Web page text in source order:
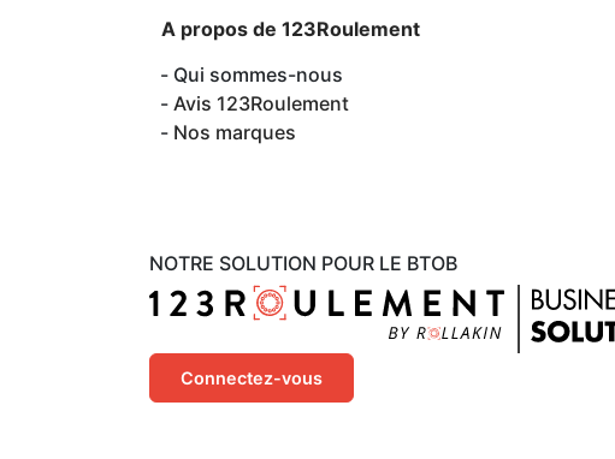
NOTRE SOLUTION POUR LE BTOB
Connectez-vous
A propos de 123Roulement
Qui sommes-nous
Avis 123Roulement
Nos marques